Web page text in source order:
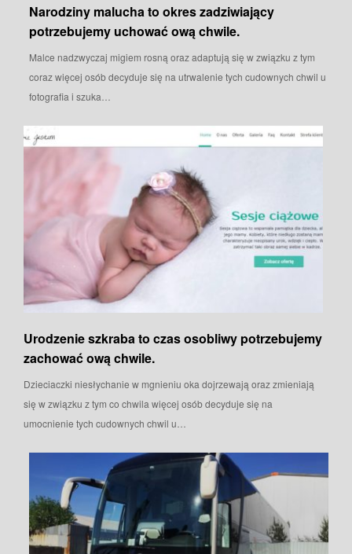
Narodziny malucha to okres zadziwiający
potrzebujemy uchować ową chwile.
Malce nadzwyczaj migiem rosną oraz adaptują się w związku z tym
coraz więcej osób decyduje się na utrwalenie tych cudownych chwil u
fotografia i szuka…
Urodzenie szkraba to czas osobliwy potrzebujemy
zachować ową chwile.
Dzieciaczki niesłychanie w mgnieniu oka dojrzewają oraz zmieniają
się w związku z tym co chwila więcej osób decyduje się na
umocnienie tych cudownych chwil u…